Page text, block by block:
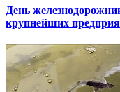
День
крупнейших